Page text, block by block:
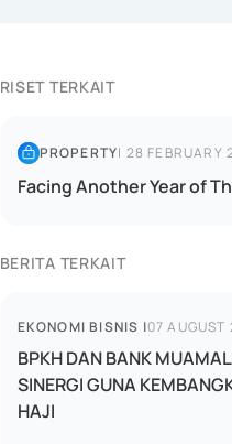
RISET TERKAIT
PROPERTY| 28 FEBRUARY
Facing Another Year of
BERITA TERKAIT
EKONOMI BISNIS |07 AUGUST
BPKH DAN BANK
SINERGI GUNA
HAJI